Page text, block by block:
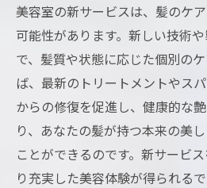
美容室の新サービスは、髪のケ
可能性があります。新しい技術
で、髪質や状態に応じた個別の
ば、最新のトリートメントやス
からの修復を促進し、健康的な
り、あなたの髪が持つ本来の美
ことができるのです。新サービ
り充実した美容体験が得られるで